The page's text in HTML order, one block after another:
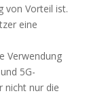
von Vorteil ist.
eine
Verwendung
5G-
nicht nur die